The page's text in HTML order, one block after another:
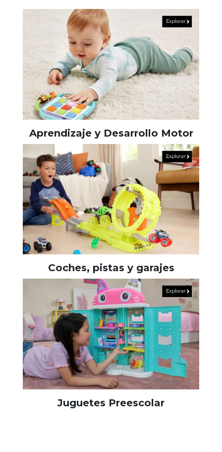
Aprendizaje y Desarrollo Motor
Coches, pistas y garajes
Juguetes Preescolar